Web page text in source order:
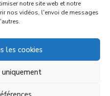
notre site web et notre
nos vidéos, l'envoi de messages
les cookies
légales